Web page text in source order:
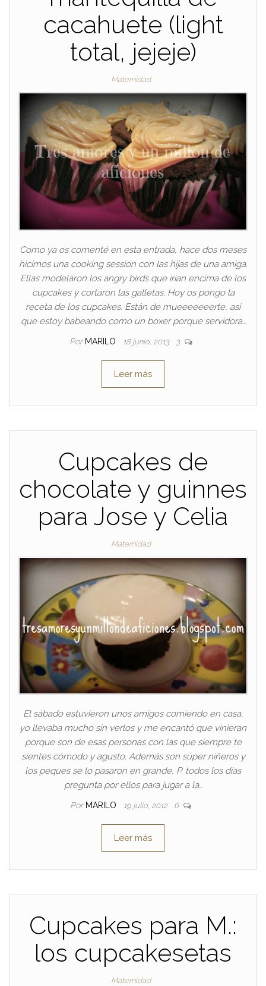
cacahuete (light
total, jejeje)
Maternidad
Como ya os comenté en esta entrada, hace dos meses
hicimos una cooking session con las hijas de una amiga.
Ellas modelaron los angry birds que irían encima de los
cupcakes y cortaron las galletas. Hoy os pongo la
receta de los cupcakes. Están de mueeeeeeerte, así
que estoy babeando como un boxer porque servidora…
Por MARILO 18 junio, 2013 3
Leer más
Cupcakes de
chocolate y guinnes
para Jose y Celia
Maternidad
El sábado estuvieron unos amigos comiendo en casa,
yo llevaba mucho sin verlos y me encantó que vinieran
porque son de esas personas con las que siempre te
sientes cómodo y agusto. Además son súper niñeros y
los peques se lo pasaron en grande, P. todos los días
pregunta por ellos para jugar a la…
Por MARILO 19 julio, 2012 6
Leer más
Cupcakes para M.:
los cupcakesetas
Maternidad